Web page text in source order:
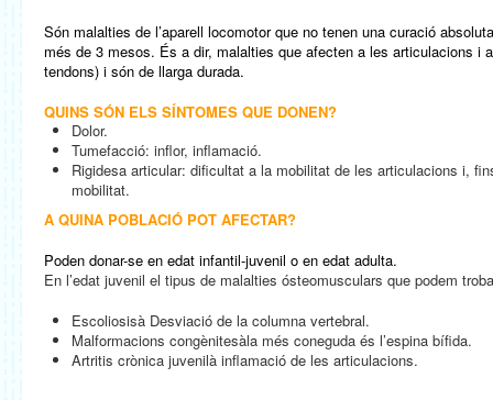
Són malalties de l’aparell locomotor que no tenen una curació
més de 3 mesos. És a dir, malalties que afecten a les articulacions i
tendons) i són de llarga durada.
QUINS SÓN ELS SÍNTOMES QUE DONEN?
Dolor.
Tumefacció: inflor, inflamació.
Rigidesa articular: dificultat a la mobilitat de les articulacions i,
mobilitat.
A QUINA POBLACIÓ POT AFECTAR?
Poden donar-se en edat infantil-juvenil o en edat adulta.
En l’edat juvenil el tipus de malalties ósteomusculars que podem
Escoliosisà Desviació de la columna vertebral.
Malformacions congènitesàla més coneguda és l’espina bífida.
Artritis crònica juvenilà inflamació de les articulacions.